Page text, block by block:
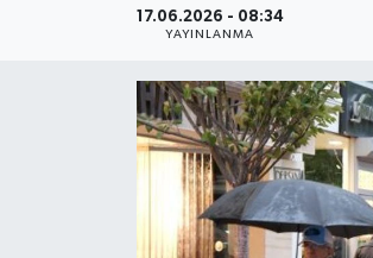
17.06.2026 - 08:34
YAYINLANMA
Son Dakika Haberleri
Haber Arşivi